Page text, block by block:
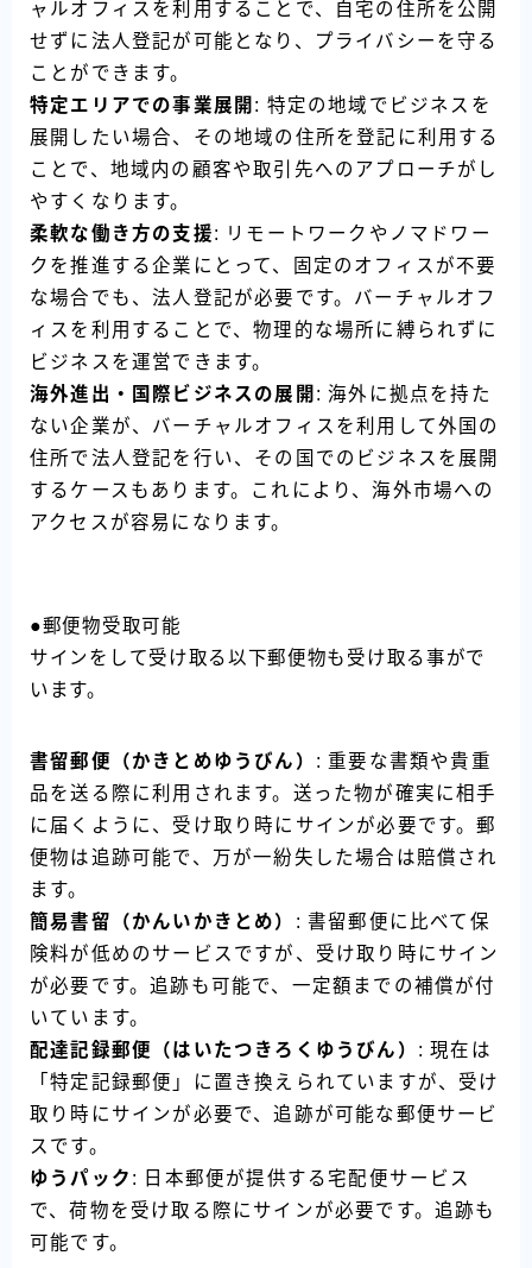
ャルオフィスを利用することで、自宅の住所を公開
せずに法人登記が可能となり、プライバシーを守る
ことができます。
特定エリアでの事業展開 : 特定の地域でビジネスを
展開したい場合、その地域の住所を登記に利用する
ことで、地域内の顧客や取引先へのアプローチがし
やすくなります。
柔軟な働き方の支援: リモートワークやノマドワー
クを推進する企業にとって、固定のオフィスが不要
な場合でも、法人登記が必要です。バーチャルオフ
ィスを利用することで、物理的な場所に縛られずに
ビジネスを運営できます。
海外進出・国際ビジネスの展開 : 海外に拠点を持た
ない企業が、バーチャルオフィスを利用して外国の
住所で法人登記を行い、その国でのビジネスを展開
するケースもあります。これにより、海外市場への
アクセスが容易になります。
●郵便物受取可能
サインをして受け取る以下郵便物も受け取る事がで
います。
書留郵便（かきとめゆうびん） : 重要な書類や貴重
品を送る際に利用されます。送った物が確実に相手
に届くように、受け取り時にサインが必要です。郵
便物は追跡可能で、万が一紛失した場合は賠償され
ます。
簡易書留（かんいかきとめ） : 書留郵便に比べて保
険料が低めのサービスですが、受け取り時にサイン
が必要です。追跡も可能で、一定額までの補償が付
いています。
配達記録郵便（はいたつきろくゆうびん） : 現在は
「特定記録郵便」に置き換えられていますが、受け
取り時にサインが必要で、追跡が可能な郵便サービ
スです。
ゆうパック : 日本郵便が提供する宅配便サービス
で、荷物を受け取る際にサインが必要です。追跡も
可能です。